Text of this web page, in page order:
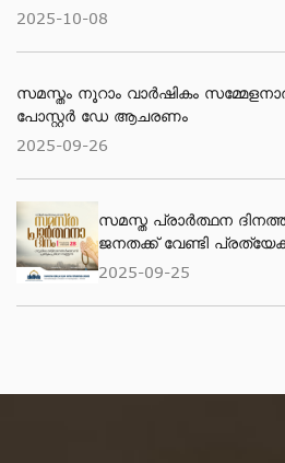
2025-10-08
സമസ്തം നൂറാം വാർഷികം
പോസ്റ്റർ ഡേ ആചരണം
2025-09-26
സമസ്ത പ്രാർത്ഥന
ജനതക്ക് വേണ്ടി
2025-09-25